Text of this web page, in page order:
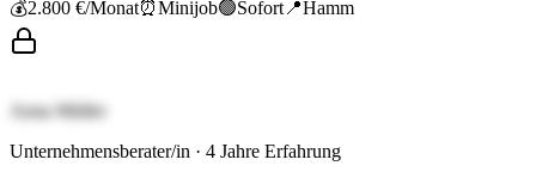
💰2.800 €/Monat⏰Minijob🟢Sofort 📍Hamm
Anna Müller
Unternehmensberater/in · 4 Jahre Erfahrung